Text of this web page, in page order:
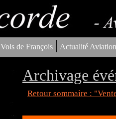
Vols de François | Actualité
Archivage
Retour sommaire :